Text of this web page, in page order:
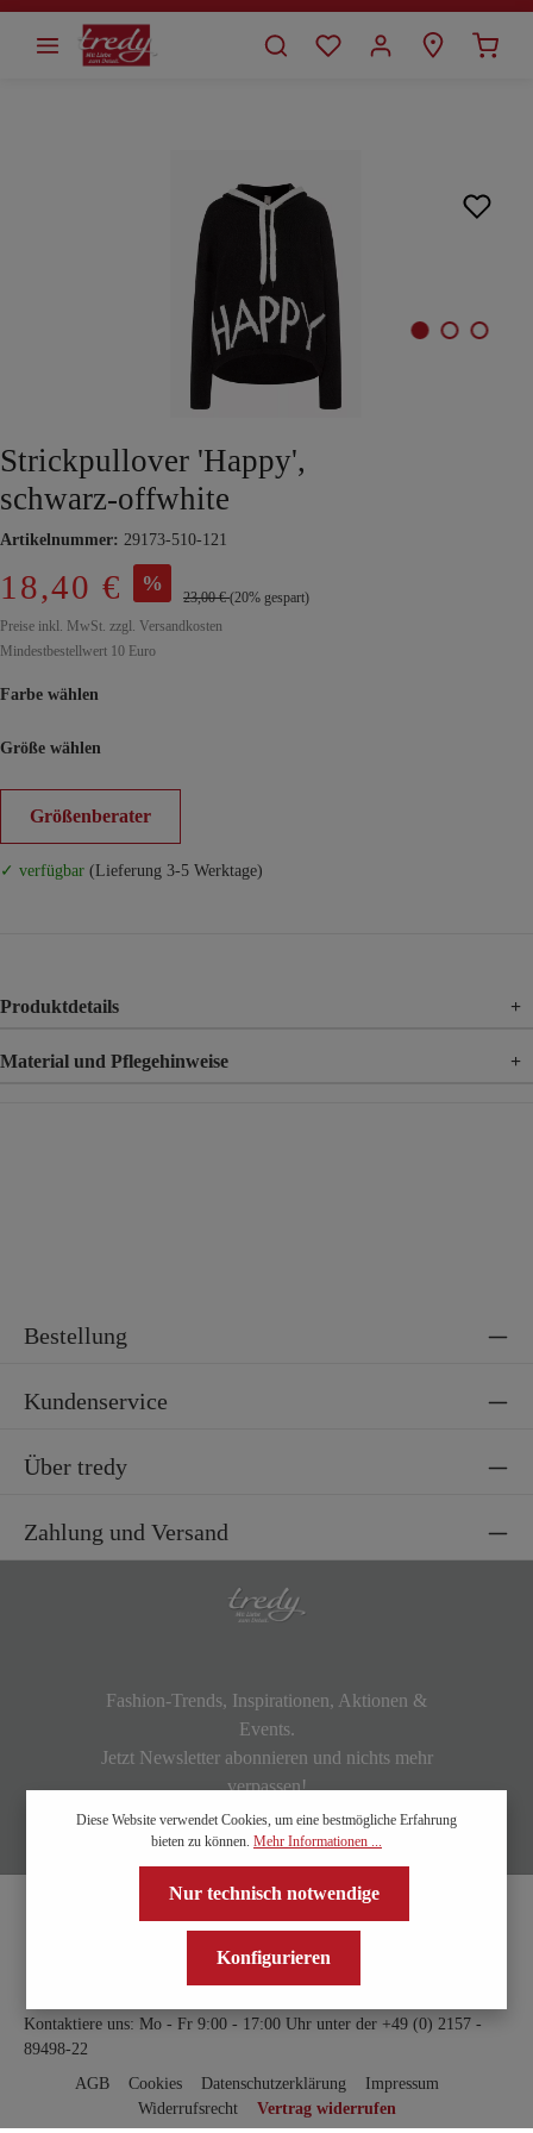
springen
Strickpullover 'Happy',
schwarz-offwhite
Artikelnummer: 29173-510-121
18,40 € %
23,00 €(20% gespart)
Preise inkl. MwSt. zzgl. Versandkosten
Mindestbestellwert 10 Euro
Farbe wählen
Größe wählen
Größenberater
✓ verfügbar (Lieferung 3-5 Werktage)
Produktdetails +
Material und Pflegehinweise +
Bestellung
Kundenservice
Über tredy
Zahlung und Versand
Fashion-Trends, Inspirationen, Aktionen &
Events.
Jetzt Newsletter abonnieren und nichts mehr
verpassen!
Kontaktiere uns: Mo - Fr 9:00 - 17:00 Uhr unter der +49 (0) 2157 -
89498-22
AGB
Cookies Datenschutzerklärung
Impressum
Widerrufsrecht
Vertrag widerrufen
Diese Website verwendet Cookies, um eine bestmögliche Erfahrung
bieten zu können. Mehr Informationen ...
Nur technisch notwendige
Konfigurieren